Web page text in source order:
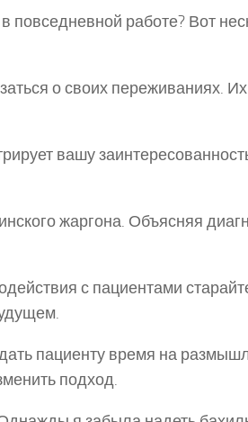
повседневной работе? Вот
о своих переживаниях.
вашу
жаргона. Объясняя
с пациентами
пациенту время на
подход.